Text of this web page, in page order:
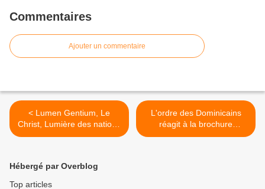
Commentaires
Ajouter un commentaire
< Lumen Gentium, Le
Christ, Lumière des nations
(1)
L'ordre des Dominicains
réagit à la brochure
hollandaise "Kerk & Ambt" >
Hébergé par Overblog
Top articles